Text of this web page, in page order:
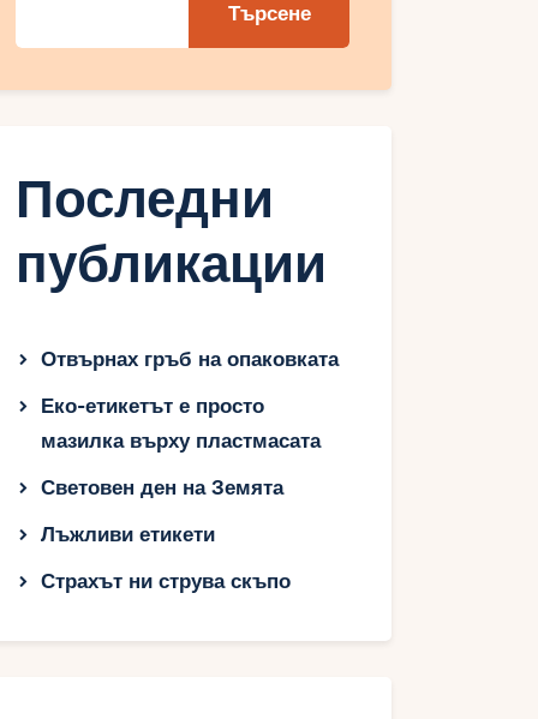
Търсене
Последни
публикации
Отвърнах гръб на опаковката
Еко-етикетът е просто
мазилка върху пластмасата
Световен ден на Земята
Лъжливи етикети
Страхът ни струва скъпо